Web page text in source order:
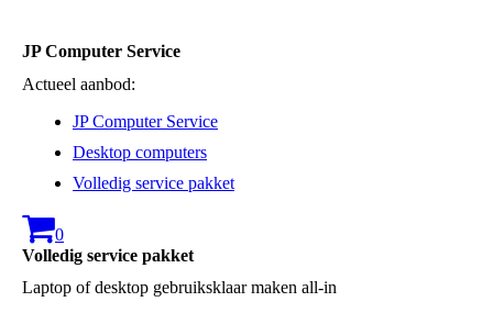
JP Computer Service
Actueel aanbod:
JP Computer Service
Desktop computers
Volledig service pakket
0
Volledig service pakket
Laptop of desktop gebruiksklaar maken all-in